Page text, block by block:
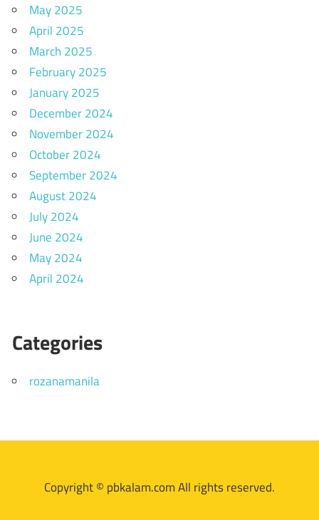
May 2025
April 2025
March 2025
February 2025
January 2025
December 2024
November 2024
October 2024
September 2024
August 2024
July 2024
June 2024
May 2024
April 2024
Categories
rozanamanila
Copyright © pbkalam.com All rights reserved.